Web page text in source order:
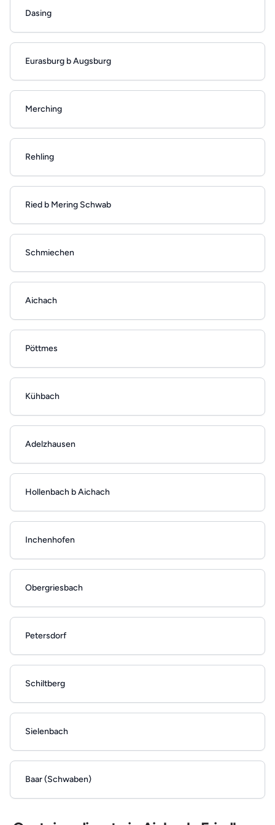
Dasing
Eurasburg b Augsburg
Merching
Rehling
Ried b Mering Schwab
Schmiechen
Aichach
Pöttmes
Kühbach
Adelzhausen
Hollenbach b Aichach
Inchenhofen
Obergriesbach
Petersdorf
Schiltberg
Sielenbach
Baar (Schwaben)